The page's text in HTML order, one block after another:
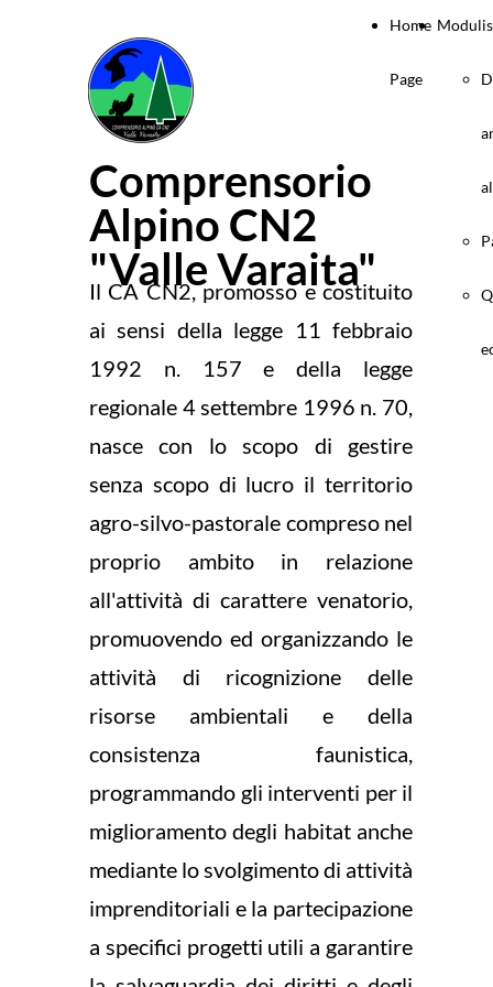
Comprensorio
Alpino CN2
"Valle Varaita"
Home
Page
Il CA CN2, promosso e costituito
ai sensi della legge 11 febbraio
1992 n. 157 e della legge
regionale 4 settembre 1996 n. 70,
nasce con lo scopo di gestire
senza scopo di lucro il territorio
agro-silvo-pastorale compreso nel
proprio ambito in relazione
all'attività di carattere venatorio,
promuovendo ed organizzando le
attività di ricognizione delle
risorse ambientali e della
consistenza faunistica,
programmando gli interventi per il
miglioramento degli habitat anche
mediante lo svolgimento di attività
imprenditoriali e la partecipazione
a specifici progetti utili a garantire